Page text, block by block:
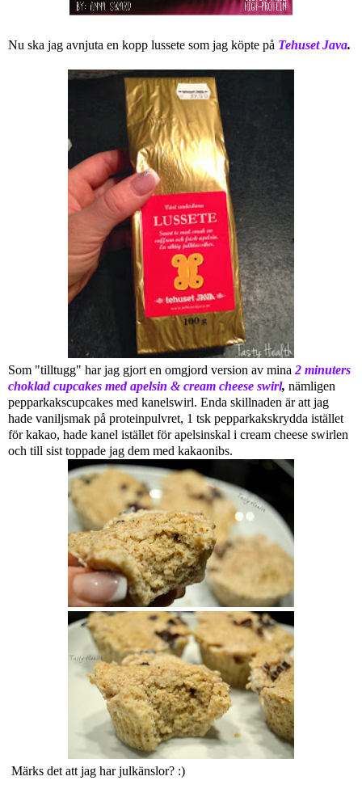
Nu ska jag avnjuta en kopp lussete som jag köpte på Tehuset Java.
Som "tilltugg" har jag gjort en omgjord version av mina 2 minuters
choklad cupcakes med apelsin & cream cheese swirl, nämligen
pepparkakscupcakes med kanelswirl. Enda skillnaden är att jag
hade vaniljsmak på proteinpulvret, 1 tsk pepparkakskrydda istället
för kakao, hade kanel istället för apelsinskal i cream cheese swirlen
och till sist toppade jag dem med kakaonibs.
Märks det att jag har julkänslor? :)